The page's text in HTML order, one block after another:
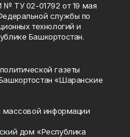
№ ТУ 02-01792 от 19 мая
службы по
технологий и
Башкортостан.
газеты
«Шаранские
массовой информации
дом «Республика